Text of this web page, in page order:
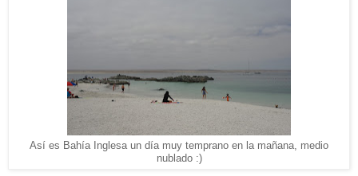
Así es Bahía Inglesa un día muy temprano en la mañana, medio
nublado :)